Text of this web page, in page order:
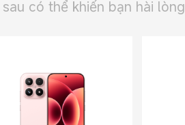
có thể khiến bạn hài lòng